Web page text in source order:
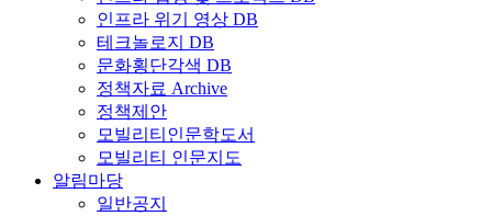
인프라 위기 영상 DB
테크놀로지 DB
문화횡단각색 DB
정책자료 Archive
정책제안
모빌리티인문학도서
모빌리티 인문지도
알림마당
일반공지